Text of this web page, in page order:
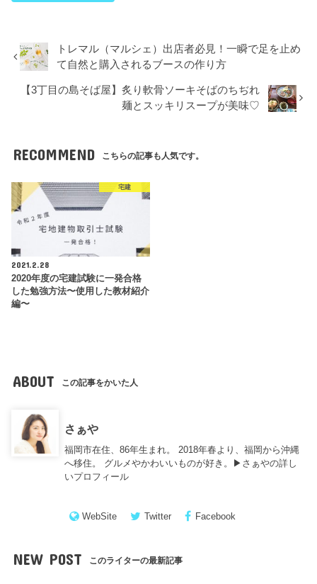
トレマル（マルシェ）出店者必見！一瞬で足を止め
て自然と購入されるブースの作り方
【3丁目の島そば屋】炙り軟骨ソーキそばのちぢれ
麺とスッキリスープが美味♡
RECOMMEND こちらの記事も人気です。
宅建
2021.2.28
2020年度の宅建試験に一発合格
した勉強方法〜使用した教材紹介
編〜
ABOUT この記事をかいた人
さぁや
福岡市在住、86年生まれ。 2018年春より、福岡から沖縄
へ移住。 グルメやかわいいものが好き。▶︎ さぁやの詳し
いプロフィール
WebSite Twitter Facebook
NEW POST このライターの最新記事